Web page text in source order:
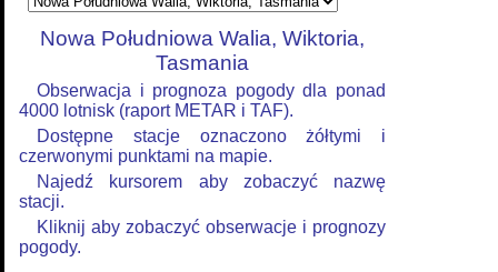
Nowa Południowa Walia, Wiktoria,
Tasmania
Obserwacja i prognoza pogody dla ponad
4000 lotnisk (raport METAR i TAF).
Dostępne stacje oznaczono żółtymi i
czerwonymi punktami na mapie.
Najedź kursorem aby zobaczyć nazwę
stacji.
Kliknij aby zobaczyć obserwacje i prognozy
pogody.